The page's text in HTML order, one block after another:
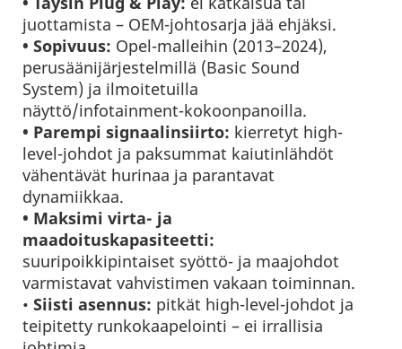
juottamista – OEM-johtosarja jää ehjäksi.
• Sopivuus: Opel-malleihin (2013–2024),
perusäänijärjestelmillä (Basic Sound
System) ja ilmoitetuilla
näyttö/infotainment-kokoonpanoilla.
• Parempi signaalinsiirto: kierretyt high-
level-johdot ja paksummat kaiutinlähdöt
vähentävät hurinaa ja parantavat
dynamiikkaa.
• Maksimi virta- ja
maadoituskapasiteetti:
suuripoikkipintaiset syöttö- ja maajohdot
varmistavat vahvistimen vakaan toiminnan.
•Siisti asennus: pitkät high-level-johdot ja
teipitetty runkokaapelointi – ei irrallisia